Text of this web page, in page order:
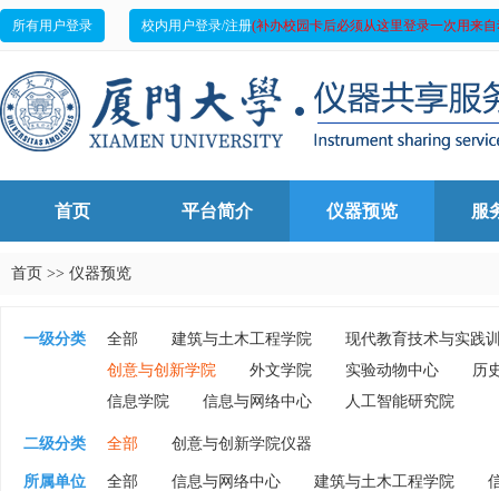
所有用户登录 校内用户登录/注册(补办校园卡后必须从这里登录一次用来
首页 平台简介 仪器预览 服
首页 >> 仪器预览
一级分类 全部 建筑与土木工程学院
现代教育技术与实践
创意与创新学院
外文学院 实验动物中心
历
信息学院
信息与网络中心 人工智能研究院
二级分类 全部 创意与创新学院仪器
所属单位 全部 信息与网络中心 建筑与土木工程学院